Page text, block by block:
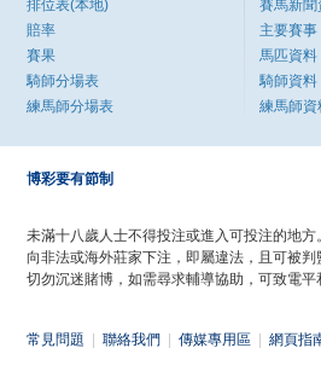
排位表(本地)
賠率
賽果
騎師分場表
練馬師分場表
賽馬新聞
主要賽事
馬匹資料
騎師資料
練馬師資
博彩要有節制
未滿十八歲人士不得投注或進入可投注的地方。
向非法或海外莊家下注，即屬違法，且可被判
切勿沉迷賭博，如需尋求輔導協助，可致電平
常見問題 聯絡我們 傳媒專用區 網頁指